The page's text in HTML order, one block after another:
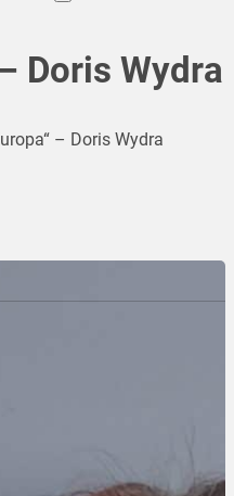
Doris Wydra
– Doris Wydra